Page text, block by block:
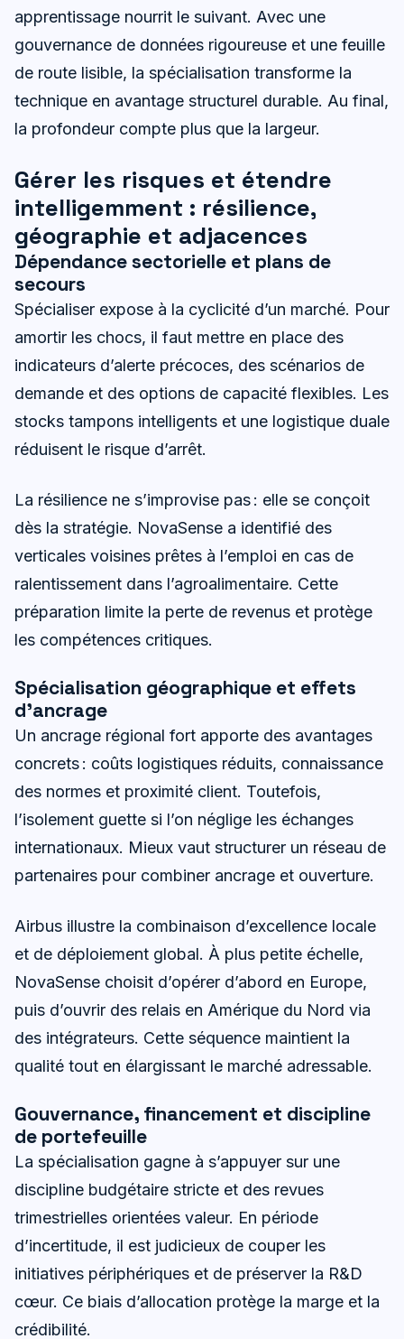
apprentissage nourrit le suivant. Avec une
gouvernance de données rigoureuse et une feuille
de route lisible, la spécialisation transforme la
technique en avantage structurel durable. Au final,
la profondeur compte plus que la largeur.
Gérer les risques et étendre
intelligemment : résilience,
géographie et adjacences
Dépendance sectorielle et plans de
secours
Spécialiser expose à la cyclicité d’un marché. Pour
amortir les chocs, il faut mettre en place des
indicateurs d’alerte précoces, des scénarios de
demande et des options de capacité flexibles. Les
stocks tampons intelligents et une logistique duale
réduisent le risque d’arrêt.
La résilience ne s’improvise pas : elle se conçoit
dès la stratégie. NovaSense a identifié des
verticales voisines prêtes à l’emploi en cas de
ralentissement dans l’agroalimentaire. Cette
préparation limite la perte de revenus et protège
les compétences critiques.
Spécialisation géographique et effets
d’ancrage
Un ancrage régional fort apporte des avantages
concrets : coûts logistiques réduits, connaissance
des normes et proximité client. Toutefois,
l’isolement guette si l’on néglige les échanges
internationaux. Mieux vaut structurer un réseau de
partenaires pour combiner ancrage et ouverture.
Airbus illustre la combinaison d’excellence locale
et de déploiement global. À plus petite échelle,
NovaSense choisit d’opérer d’abord en Europe,
puis d’ouvrir des relais en Amérique du Nord via
des intégrateurs. Cette séquence maintient la
qualité tout en élargissant le marché adressable.
Gouvernance, financement et discipline
de portefeuille
La spécialisation gagne à s’appuyer sur une
discipline budgétaire stricte et des revues
trimestrielles orientées valeur. En période
d’incertitude, il est judicieux de couper les
initiatives périphériques et de préserver la R&D
cœur. Ce biais d’allocation protège la marge et la
crédibilité.